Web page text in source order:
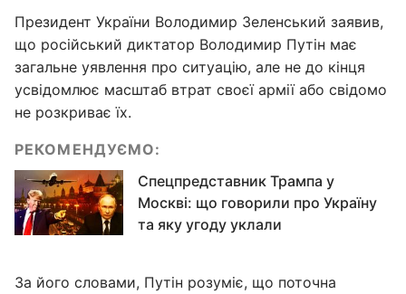
Президент України Володимир Зеленський заявив,
що російський диктатор Володимир Путін має
загальне уявлення про ситуацію, але не до кінця
усвідомлює масштаб втрат своєї армії або свідомо
не розкриває їх.
РЕКОМЕНДУЄМО:
Спецпредставник Трампа у
Москві: що говорили про Україну
та яку угоду уклали
За його словами, Путін розуміє, що поточна